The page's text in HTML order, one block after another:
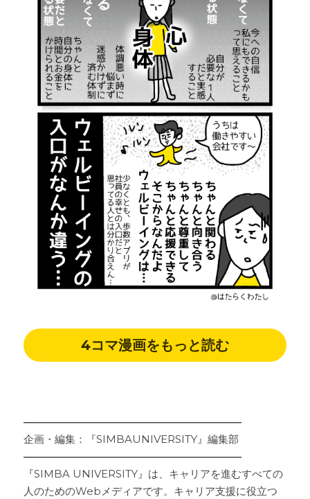
4コマ漫画をもっと読む
―――――――――――――――――――――
企画・編集：『SIMBAUNIVERSITY』編集部
―――――――――――――――――――――
『SIMBA UNIVERSITY』は、キャリアを進むすべての
人のためのWebメディアです。キャリア支援に役立つ